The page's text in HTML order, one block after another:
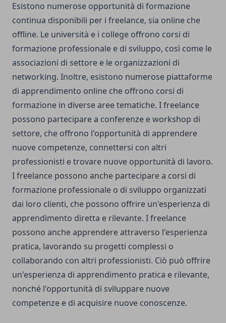
Esistono numerose opportunità di formazione
continua disponibili per i freelance, sia online che
offline. Le università e i college offrono corsi di
formazione professionale e di sviluppo, così come le
associazioni di settore e le organizzazioni di
networking. Inoltre, esistono numerose piattaforme
di apprendimento online che offrono corsi di
formazione in diverse aree tematiche. I freelance
possono partecipare a conferenze e workshop di
settore, che offrono l'opportunità di apprendere
nuove competenze, connettersi con altri
professionisti e trovare nuove opportunità di lavoro.
I freelance possono anche partecipare a corsi di
formazione professionale o di sviluppo organizzati
dai loro clienti, che possono offrire un'esperienza di
apprendimento diretta e rilevante. I freelance
possono anche apprendere attraverso l'esperienza
pratica, lavorando su progetti complessi o
collaborando con altri professionisti. Ciò può offrire
un'esperienza di apprendimento pratica e rilevante,
nonché l'opportunità di sviluppare nuove
competenze e di acquisire nuove conoscenze.